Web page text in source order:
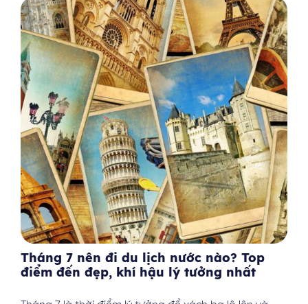
Tháng 7 nên đi du lịch nước nào? Top
điểm đến đẹp, khí hậu lý tưởng nhất